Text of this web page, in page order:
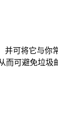
可将它与
而可避免